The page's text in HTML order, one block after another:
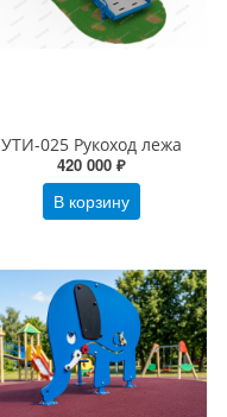
УТИ-025 Рукоход лежа
420 000 ₽
В корзину